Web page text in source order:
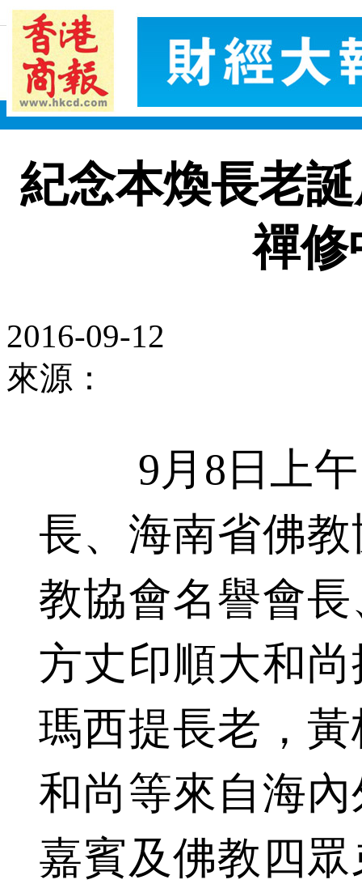
紀念本煥長老
禪修
2016-09-12
來源：
9月8日上午
長、海南省佛
教協會名譽會
方丈印順大和
瑪西提長老，
和尚等來自海
嘉賓及佛教四